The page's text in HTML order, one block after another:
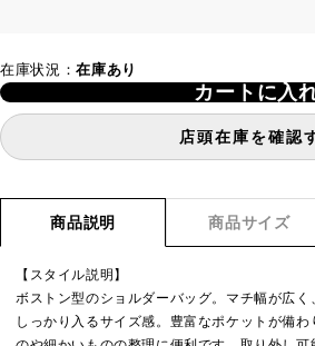
在庫状況：在庫あり
カートに入
店頭在庫を確認
商品説明 商品サイズ
【スタイル説明】
ボストン型のショルダーバッグ。マチ幅が広
しっかり入るサイズ感。豊富なポケットが備